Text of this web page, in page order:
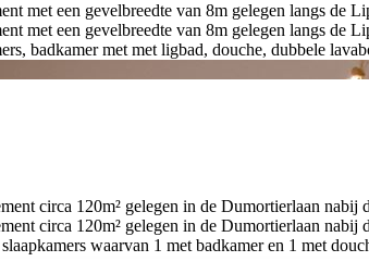
met een gevelbreedte van 8m gelegen langs de
met een gevelbreedte van 8m gelegen langs de
badkamer met met ligbad, douche, dubbele
circa 120m² gelegen in de Dumortierlaan
circa 120m² gelegen in de Dumortierlaan
waarvan 1 met badkamer en 1 met